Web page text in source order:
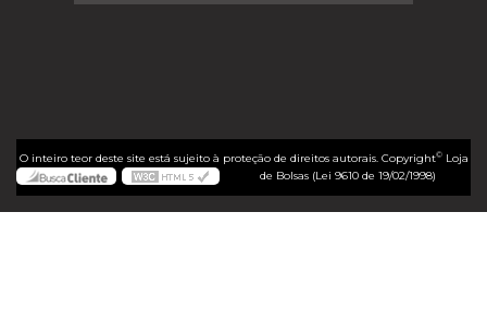
O inteiro teor deste site está sujeito à proteção de direitos autorais. Copyright©Loja
de Bolsas (Lei 9610 de 19/02/1998)